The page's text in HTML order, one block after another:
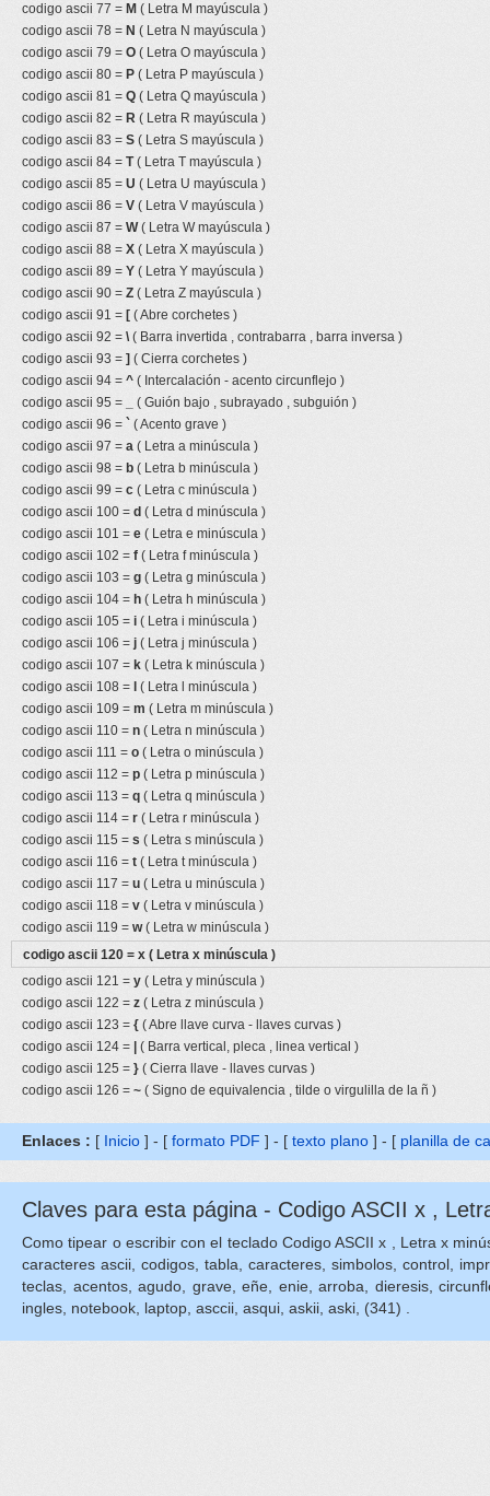
codigo ascii 77 = M ( Letra M mayúscula )
codigo ascii 78 = N ( Letra N mayúscula )
codigo ascii 79 = O ( Letra O mayúscula )
codigo ascii 80 = P ( Letra P mayúscula )
codigo ascii 81 = Q ( Letra Q mayúscula )
codigo ascii 82 = R ( Letra R mayúscula )
codigo ascii 83 = S ( Letra S mayúscula )
codigo ascii 84 = T( Letra T mayúscula )
codigo ascii 85 = U ( Letra U mayúscula )
codigo ascii 86 = V ( Letra V mayúscula )
codigo ascii 87 = W( Letra W mayúscula )
codigo ascii 88 = X ( Letra X mayúscula )
codigo ascii 89 = Y ( Letra Y mayúscula )
codigo ascii 90 = Z ( Letra Z mayúscula )
codigo ascii 91 = [ ( Abre corchetes )
codigo ascii 92 = \ ( Barra invertida , contrabarra , barra inversa )
codigo ascii 93 = ] ( Cierra corchetes )
codigo ascii 94 = ^ ( Intercalación - acento circunflejo )
codigo ascii 95 =
( Guión bajo , subrayado , subguión )
codigo ascii 96 = ` ( Acento grave )
codigo ascii 97 = a ( Letra a minúscula )
codigo ascii 98 = b ( Letra b minúscula )
codigo ascii 99 = c ( Letra c minúscula )
codigo ascii 100 = d ( Letra d minúscula )
codigo ascii 101 = e ( Letra e minúscula )
codigo ascii 102 = f ( Letra f minúscula )
codigo ascii 103 = g ( Letra g minúscula )
codigo ascii 104 = h ( Letra h minúscula )
codigo ascii 105 = i ( Letra i minúscula )
codigo ascii 106 = j ( Letra j minúscula )
codigo ascii 107 = k ( Letra k minúscula )
codigo ascii 108 =
( Letra l minúscula )
codigo ascii 109 = m ( Letra m minúscula )
codigo ascii 110 = n ( Letra n minúscula )
codigo ascii 111 = o ( Letra o minúscula )
codigo ascii 112 = p ( Letra p minúscula )
codigo ascii 113 = q ( Letra q minúscula )
codigo ascii 114 = r ( Letra r minúscula )
codigo ascii 115 = s ( Letra s minúscula )
codigo ascii 116 = t ( Letra t minúscula )
codigo ascii 117 = u ( Letra u minúscula )
codigo ascii 118 = v ( Letra v minúscula )
codigo ascii 119 = w( Letra w minúscula )
codigo ascii 120 = x ( Letra x minúscula )
codigo ascii 121 = y ( Letra y minúscula )
codigo ascii 122 = z ( Letra z minúscula )
codigo ascii 123 = { ( Abre llave curva - llaves curvas )
codigo ascii 124 =
( Barra vertical, pleca , linea vertical )
codigo ascii 125 = } ( Cierra llave - llaves curvas )
codigo ascii 126 = ~ ( Signo de equivalencia , tilde o virgulilla de la ñ )
Enlaces : [ Inicio ] - [ formato PDF ] - [ texto plano ] - [ planilla de
Claves para esta página - Codigo ASCII x ,
Como tipear o escribir con el teclado Codigo ASCII x , Letra x
caracteres ascii, codigos, tabla, caracteres, simbolos, control,
teclas, acentos, agudo, grave, eñe, enie, arroba, dieresis,
ingles, notebook, laptop, asccii, asqui, askii, aski, (341) .